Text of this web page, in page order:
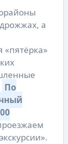
а
«пятёрка»
По